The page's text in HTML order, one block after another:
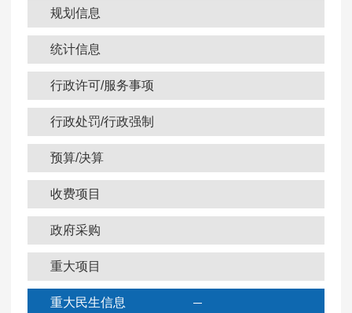
规划信息
统计信息
行政许可/服务事项
行政处罚/行政强制
预算/决算
收费项目
政府采购
重大项目
重大民生信息